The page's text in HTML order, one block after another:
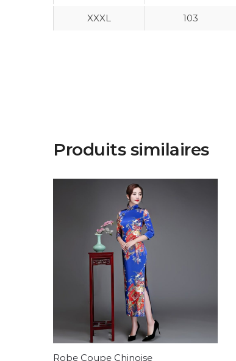
XXXL 103
Produits similaires
Robe Coupe Chinoise